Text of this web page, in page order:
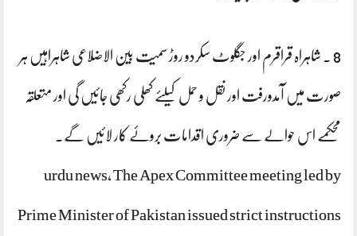
8 ۔ شاہراہ قراقرم اور جگلوٹ سکردو روڑ سمیت بین الاضلاعی شاہراہیں ہر
صورت میں آمدورفت اور نقل و حمل کیلئے کھلی رکھی جائیں گی اور متعلقہ
محکمے اس حوالے سے ضروری اقدامات بروئے کار لائیں گے۔
urdu news, The Apex Committee meeting led by
Prime Minister of Pakistan issued strict instructions